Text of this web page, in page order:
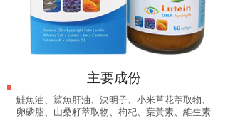
鮭魚油、鯊魚肝油、決明子、小米草花萃取物、
卵磷脂、山桑籽萃取物、枸杞、葉黃素、維生素
​主要成份